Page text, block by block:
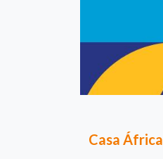
Casa África